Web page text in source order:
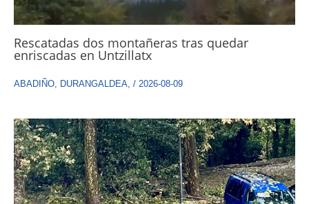
Rescatadas dos montañeras tras quedar
enriscadas en Untzillatx
ABADIÑO DURANGALDEA / 2026-08-09